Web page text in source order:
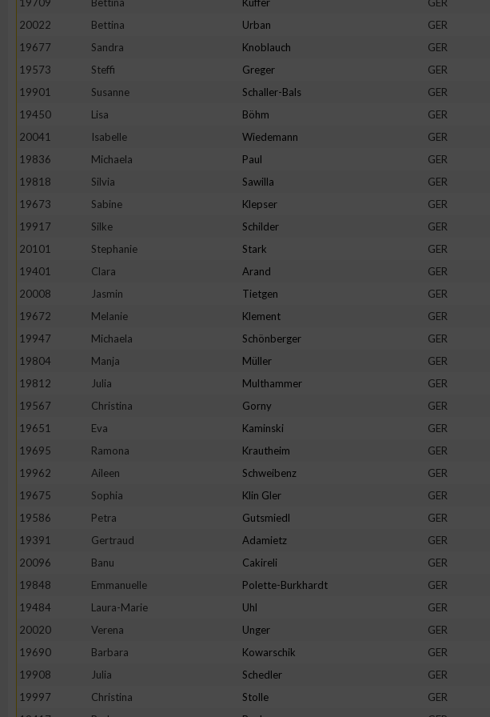
20022
Bettina Urban GER
19677
Sandra Knoblauch GER
19573
Steffi Greger GER
19901
Susanne Schaller-Bals GER
19450
Lisa Böhm GER
20041
Isabelle Wiedemann GER
19836
Michaela Paul GER
19818
Silvia Sawilla GER
19673
Sabine Klepser GER
19917
Silke Schilder GER
20101
Stephanie Stark GER
19401
Clara Arand GER
20008
Jasmin Tietgen GER
19672
Melanie Klement GER
19947
Michaela Schönberger GER
19804
Manja Müller GER
19812
Julia Multhammer GER
19567
Christina Gorny GER
19651
Eva Kaminski GER
19695
Ramona Krautheim GER
19962
Aileen Schweibenz GER
19675
Sophia Klin Gler GER
19586
Petra Gutsmiedl GER
19391
Gertraud Adamietz GER
20096
Banu Cakireli GER
19848
Emmanuelle Polette-Burkhardt GER
19484
Laura-Marie Uhl GER
20020
Verena Unger GER
19690
Barbara Kowarschik GER
19908
Julia Schedler GER
19997
Christina Stolle GER
Erstellung von Profilen zur Personalisierung von Inhalten
Messung der Werbeleistung
Messung der Performance von Inhalten
Analyse von Zielgruppen durch Statistiken oder Kombinationen von Daten aus
Entwicklung und Verbesserung der Angebote
IAB-Besonderheiten:
Geräte anhand von aktiv angeforderten Informationen identifizieren
Nicht-IAB-Verarbeitungszwecke:
Notwendig
Performance
Funktional